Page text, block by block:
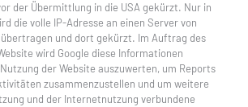
der Übermittlung in die USA gekürzt. Nur in
die volle IP-Adresse an einen Server von
übertragen und dort gekürzt. Im Auftrag des
wird Google diese Informationen
der Website auszuwerten, um Reports
zusammenzustellen und um weitere
und der Internetnutzung verbundene